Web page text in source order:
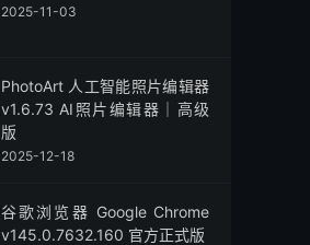
2025-11-03
PhotoArt 人工智能照片编辑器
v1.6.73 AI照片编辑器｜高级
版
2025-12-18
谷歌浏览器 Google Chrome
v145.0.7632.160 官方正式版